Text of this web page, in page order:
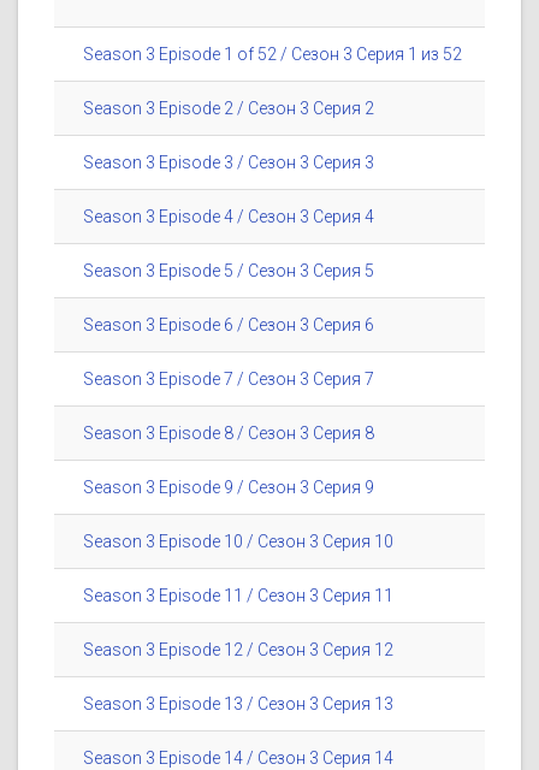
Season 3 Episode 1 of 52 / Сезон 3 Серия 1 из 52
Season 3 Episode 2 / Сезон 3 Серия 2
Season 3 Episode 3 / Сезон 3 Серия 3
Season 3 Episode 4 / Сезон 3 Серия 4
Season 3 Episode 5 / Сезон 3 Серия 5
Season 3 Episode 6 / Сезон 3 Серия 6
Season 3 Episode 7 / Сезон 3 Серия 7
Season 3 Episode 8 / Сезон 3 Серия 8
Season 3 Episode 9 / Сезон 3 Серия 9
Season 3 Episode 10 / Сезон 3 Серия 10
Season 3 Episode 11 / Сезон 3 Серия 11
Season 3 Episode 12 / Сезон 3 Серия 12
Season 3 Episode 13 / Сезон 3 Серия 13
Season 3 Episode 14 / Сезон 3 Серия 14